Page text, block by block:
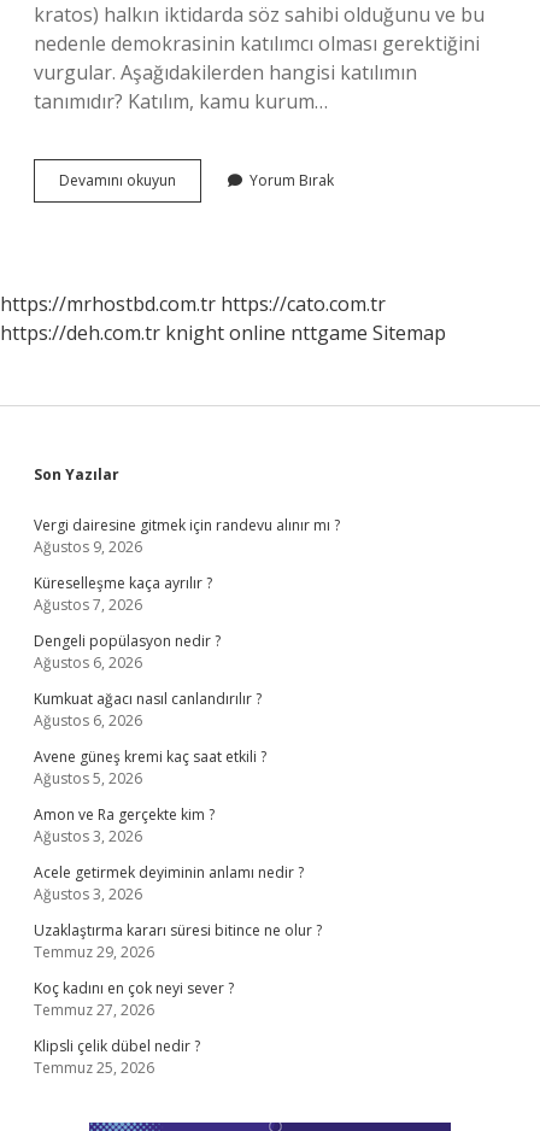
kratos) halkın iktidarda söz sahibi olduğunu ve bu
nedenle demokrasinin katılımcı olması gerektiğini
vurgular. Aşağıdakilerden hangisi katılımın
tanımıdır? Katılım, kamu kurum…
Devamını okuyun
Nedir
Yorum Bırak
https://mrhostbd.com.tr https://cato.com.tr
https://deh.com.tr knight online nttgame Sitemap
Sidebar
Son Yazılar
Vergi dairesine gitmek için randevu alınır mı ?
Ağustos 9, 2026
Küreselleşme kaça ayrılır ?
Ağustos 7, 2026
Dengeli popülasyon nedir ?
Ağustos 6, 2026
Kumkuat ağacı nasıl canlandırılır ?
Ağustos 6, 2026
Avene güneş kremi kaç saat etkili ?
Ağustos 5, 2026
Amon ve Ra gerçekte kim ?
Ağustos 3, 2026
Acele getirmek deyiminin anlamı nedir ?
Ağustos 3, 2026
Uzaklaştırma kararı süresi bitince ne olur ?
Temmuz 29, 2026
Koç kadını en çok neyi sever ?
Temmuz 27, 2026
Klipsli çelik dübel nedir ?
Temmuz 25, 2026